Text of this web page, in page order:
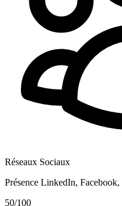
Réseaux Sociaux
Présence LinkedIn, Facebook,
50/100